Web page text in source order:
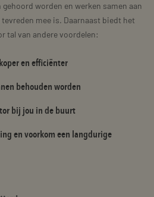
worden en werken samen aan
mee is. Daarnaast biedt het
tal van andere voordelen:
en efficiënter
behouden worden
bij jou in de buurt
en voorkom een langdurige